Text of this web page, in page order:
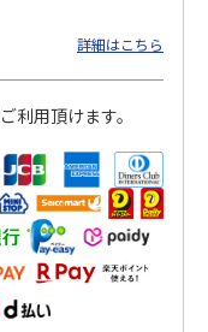
詳細はこちら
利用頂けます。